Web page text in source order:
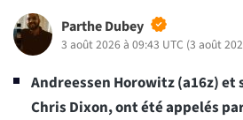
Parthe Dubey
3 août 2026 à 09:43 UTC (3 août
Andreessen Horowitz (a16z) et
Chris Dixon, ont été appelés